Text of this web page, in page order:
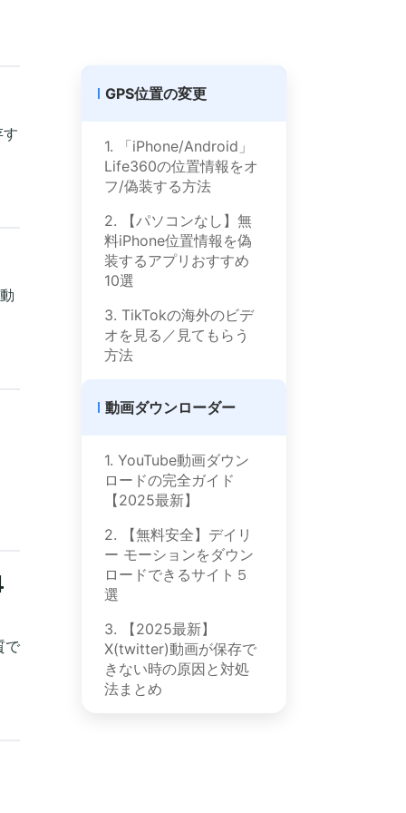
で
GPS位置の変更
1. 「iPhone/Android」
Life360の位置情報をオ
フ/偽装する方法
2. 【パソコンなし】無
料iPhone位置情報を偽
装するアプリおすすめ
10選
3. TikTokの海外のビデ
オを見る／見てもらう
方法
動画ダウンローダー
1. YouTube動画ダウン
ロードの完全ガイド
【2025最新】
2. 【無料安全】デイリ
ー モーションをダウン
ロードできるサイト５
選
3. 【2025最新】
X(twitter)動画が保存で
きない時の原因と対処
法まとめ